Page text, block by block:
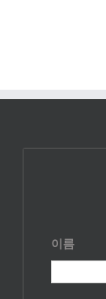
이름